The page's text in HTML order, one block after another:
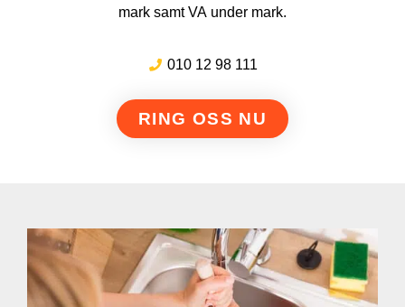
mark samt VA under mark.
010 12 98 111
RING OSS NU